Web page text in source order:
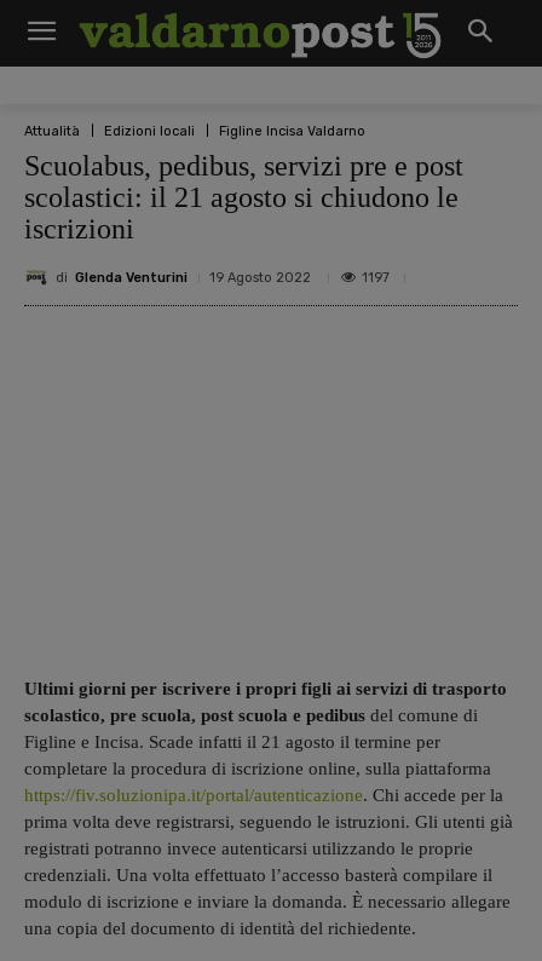
Attualità Edizioni locali Figline Incisa Valdarno
Scuolabus, pedibus, servizi pre e post
scolastici: il 21 agosto si chiudono le
iscrizioni
di Glenda Venturini 19 Agosto 2022 1197
Ultimi giorni per iscrivere i propri figli ai servizi di trasporto
scolastico, pre scuola, post scuola e pedibus del comune di
Figline e Incisa. Scade infatti il 21 agosto il termine per
completare la procedura di iscrizione online, sulla piattaforma
https://fiv.soluzionipa.it/portal/autenticazione. Chi accede per la
prima volta deve registrarsi, seguendo le istruzioni. Gli utenti già
registrati potranno invece autenticarsi utilizzando le proprie
credenziali. Una volta effettuato l’accesso basterà compilare il
modulo di iscrizione e inviare la domanda. È necessario allegare
una copia del documento di identità del richiedente.